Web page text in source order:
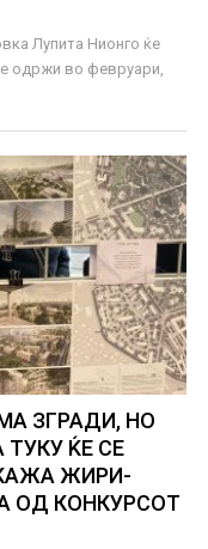
Лупита Нионго ќе
одржи во февруари,
ЗГРАДИ, НО
ЌЕ СЕ
ЖИРИ-
ОД КОНКУРСОТ